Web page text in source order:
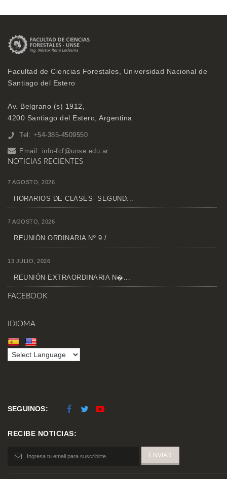
Facultad de Ciencias Forestales, Universidad Nacional de
Santiago del Estero
Av. Belgrano (s) 1912,
4200 Santiago del Estero, Argentina
Tel: +54-385-4509550
Email: info-fcf@unse.edu.ar
NOTICIAS RECIENTES
7 AGOSTO, 2026
HORARIOS DE CLASES- SEGUND...
7 AGOSTO, 2026
REUNIÓN ORDINARIA Nº 9 /...
13 JULIO, 2026
REUNIÓN EXTRAORDINARIA N�...
FACEBOOK
IDIOMA
SEGUINOS:
RECIBE NOTICIAS: